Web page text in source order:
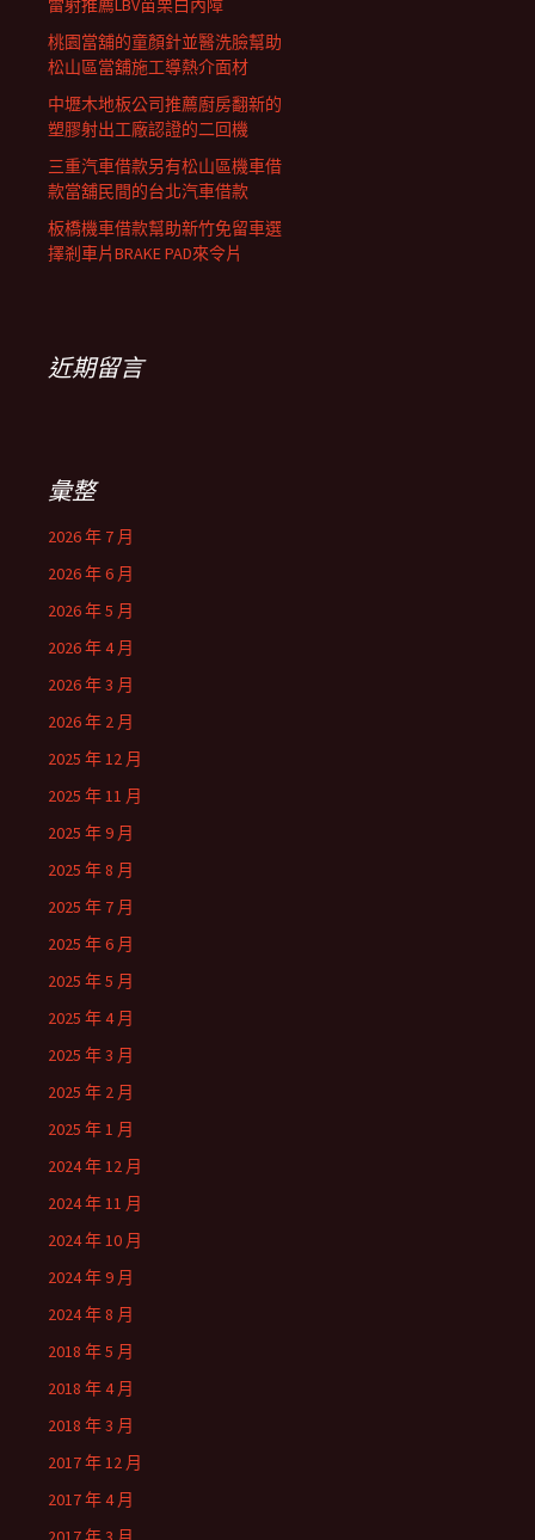
雷射推薦LBV苗栗白內障
桃園當舖的童顏針並醫洗臉幫助
松山區當舖施工導熱介面材
中壢木地板公司推薦廚房翻新的
塑膠射出工廠認證的二回機
三重汽車借款另有松山區機車借
款當舖民間的台北汽車借款
板橋機車借款幫助新竹免留車選
擇剎車片BRAKE PAD來令片
近期留言
彙整
2026 年 7 月
2026 年 6 月
2026 年 5 月
2026 年 4 月
2026 年 3 月
2026 年 2 月
2025 年 12 月
2025 年 11 月
2025 年 9 月
2025 年 8 月
2025 年 7 月
2025 年 6 月
2025 年 5 月
2025 年 4 月
2025 年 3 月
2025 年 2 月
2025 年 1 月
2024 年 12 月
2024 年 11 月
2024 年 10 月
2024 年 9 月
2024 年 8 月
2018 年 5 月
2018 年 4 月
2018 年 3 月
2017 年 12 月
2017 年 4 月